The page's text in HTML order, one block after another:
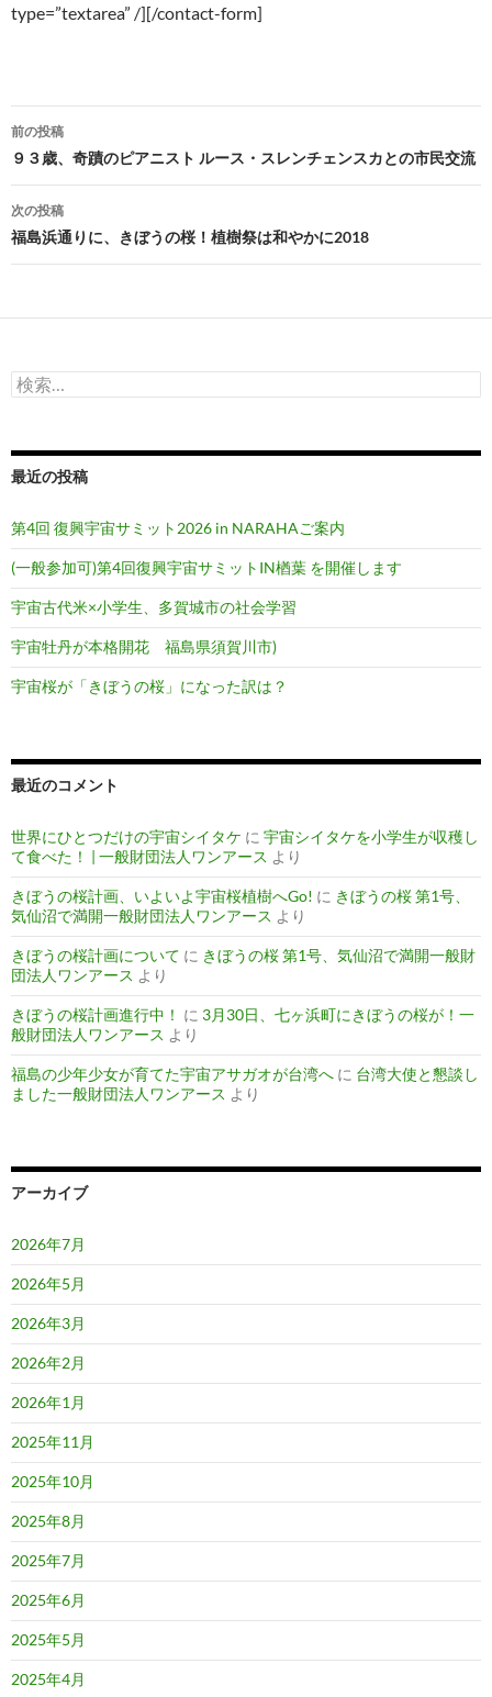
type=”textarea” /][/contact-form]
投
稿
ナ
ビ
ゲ
ー
ョ
前の投稿
９３歳、奇蹟のピアニスト ルース・スレンチェンスカとの市民交流
次の投稿
福島浜通りに、きぼうの桜！植樹祭は和やかに2018
検
索:
最近の投稿
第4回 復興宇宙サミット2026 in NARAHAご案内
(一般参加可)第4回復興宇宙サミットIN楢葉 を開催します
宇宙古代米×小学生、多賀城市の社会学習
宇宙牡丹が本格開花 福島県須賀川市)
宇宙桜が「きぼうの桜」になった訳は？
最近のコメント
世界にひとつだけの宇宙シイタケ に 宇宙シイタケを小学生が収穫し
て食べた！ | 一般財団法人ワンアース より
きぼうの桜計画、いよいよ宇宙桜植樹へGo! に きぼうの桜 第1号、
気仙沼で満開一般財団法人ワンアース より
きぼうの桜計画について に きぼうの桜 第1号、気仙沼で満開一般財
団法人ワンアース より
きぼうの桜計画進行中！ に 3月30日、七ヶ浜町にきぼうの桜が！一
般財団法人ワンアース より
福島の少年少女が育てた宇宙アサガオが台湾へ に 台湾大使と懇談し
ました一般財団法人ワンアース より
アーカイブ
2026年7月
2026年5月
2026年3月
2026年2月
2026年1月
2025年11月
2025年10月
2025年8月
2025年7月
2025年6月
2025年5月
2025年4月